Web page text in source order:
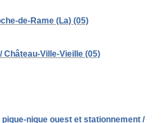
de-Rame (La) (05)
Ville-Vieille (05)
nique ouest et stationnement /